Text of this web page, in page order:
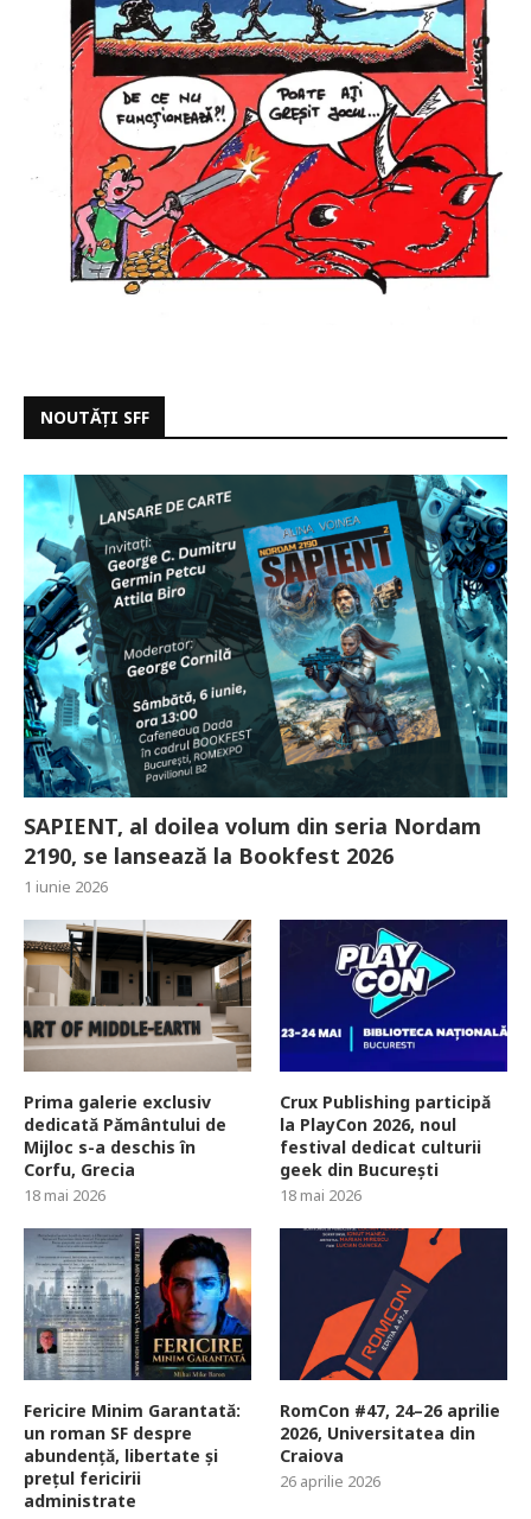
NOUTĂȚI SFF
SAPIENT, al doilea volum din seria Nordam
2190, se lansează la Bookfest 2026
1 iunie 2026
Prima galerie exclusiv
dedicată Pământului de
Mijloc s-a deschis în
Corfu, Grecia
18 mai 2026
Crux Publishing participă
la PlayCon 2026, noul
festival dedicat culturii
geek din București
18 mai 2026
Fericire Minim Garantată:
un roman SF despre
abundență, libertate și
prețul fericirii
administrate
RomCon #47, 24–26 aprilie
2026, Universitatea din
Craiova
26 aprilie 2026